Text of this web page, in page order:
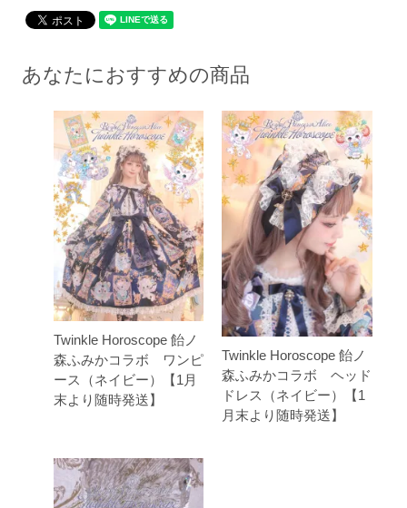
あなたにおすすめの商品
Twinkle Horoscope 飴ノ
森ふみかコラボ ワンピ
ース（ネイビー）【1月
末より随時発送】
Twinkle Horoscope 飴ノ
森ふみかコラボ ヘッド
ドレス（ネイビー）【1
月末より随時発送】